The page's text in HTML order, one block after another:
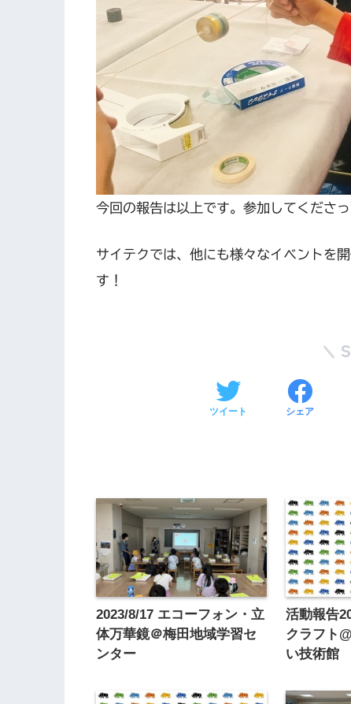
今回の報告は以上です。参加してくださ
サイテクでは、他にも様々なイベントを
す！
ツイート シェア
2023/8/17 エコーフォン・立
体万華鏡＠梅田地域学習セ
ンター
活動報告
クラフト
い技術館